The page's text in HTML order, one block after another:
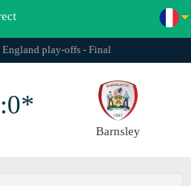
play-offs - Final
Barnsley